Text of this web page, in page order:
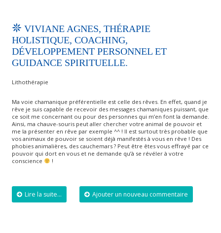
VIVIANE AGNES, THÉRAPIE
HOLISTIQUE, COACHING,
DÉVELOPPEMENT PERSONNEL ET
GUIDANCE SPIRITUELLE.
Lithothérapie
Ma voie chamanique préférentielle est celle des rêves. En effet, quand je
rêve je suis capable de recevoir des messages chamaniques puissant, que
ce soit me concernant ou pour des personnes qui m’en font la demande.
Ainsi, ma chauve-souris peut aller chercher votre animal de pouvoir et
me la présenter en rêve par exemple ^^ ! Il est surtout très probable que
vos animaux de pouvoir se soient déjà manifestés à vous en rêve ! Des
phobies animalières, des cauchemars ? Peut être êtes vous effrayé par ce
pouvoir qui dort en vous et ne demande qu’à se révéler à votre
conscience
!
Lire la suite... Ajouter un nouveau commentaire